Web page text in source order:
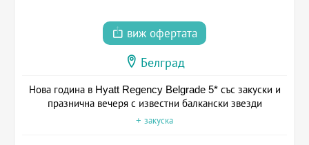
виж офертата
Белград
Нова година в Hyatt Regency Belgrade 5* със закуски и
празнична вечеря с известни балкански звезди
+ закуска